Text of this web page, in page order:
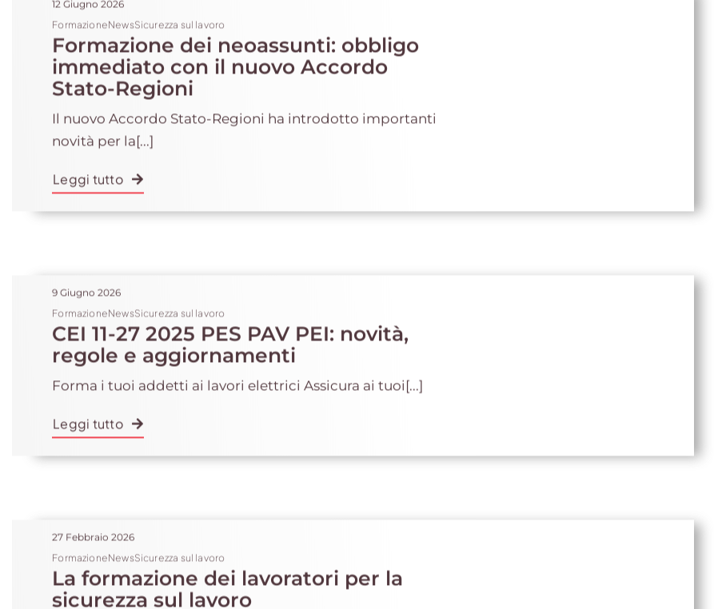
FormazioneNewsSicurezza sul lavoro
Formazione dei neoassunti: obbligo
immediato con il nuovo Accordo
Stato-Regioni
Il nuovo Accordo Stato-Regioni ha introdotto importanti
novità per la[...]
Leggi tutto
9 Giugno 2026
FormazioneNewsSicurezza sul lavoro
CEI 11-27 2025 PES PAV PEI: novità,
regole e aggiornamenti
Forma i tuoi addetti ai lavori elettrici Assicura ai tuoi[...]
Leggi tutto
27 Febbraio 2026
FormazioneNewsSicurezza sul lavoro
La formazione dei lavoratori per la
sicurezza sul lavoro